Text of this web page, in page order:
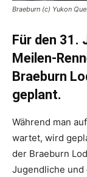
Braeburn (c) Yukon
Für den 31.
Meilen-
Braeburn
geplant.
Während man
wartet, wird
der Braeburn
Jugendliche